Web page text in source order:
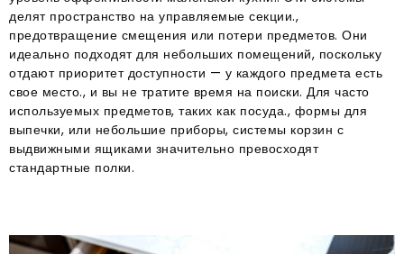
делят пространство на управляемые секции.,
предотвращение смещения или потери предметов. Они
идеально подходят для небольших помещений, поскольку
отдают приоритет доступности — у каждого предмета есть
свое место., и вы не тратите время на поиски. Для часто
используемых предметов, таких как посуда., формы для
выпечки, или небольшие приборы, системы корзин с
выдвижными ящиками значительно превосходят
стандартные полки.